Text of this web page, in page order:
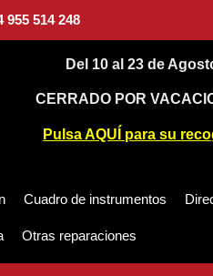
955 514 248
Del 10 al 23 de
CERRADO POR
Pulsa AQUÍ para su
Cuadro de instrumentos
Otras reparaciones